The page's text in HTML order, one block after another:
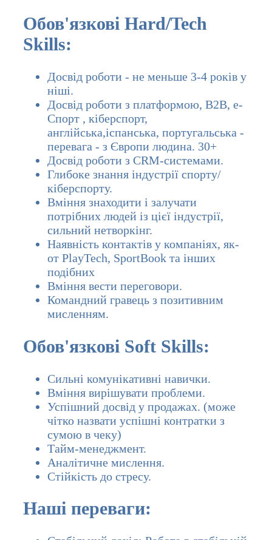
Обов'язкові Hard/Tech
Skills:
Досвід роботи - не меньше 3-4 років у
ніші.
Досвід роботи з платформою, B2B, e-
Спорт , кіберспорт,
англійська,іспанська, португальська -
перевага - з Європи людина. 30+
Досвід роботи з CRM-системами.
Глибоке знання індустрії спорту/
кіберспорту.
Вміння знаходити і залучати
потрібних людей із цієї індустрії,
сильний нетворкінг.
Наявність контактів у компаніях, як-
от PlayTech, SportBook та інших
подібних
Вміння вести переговори.
Командний гравець з позитивним
мисленням.
Обов'язкові Soft Skills:
Сильні комунікативні навички.
Вміння вирішувати проблеми.
Успішний досвід у продажах. (може
чітко назвати успішні контратки з
сумою в чеку)
Тайм-менеджмент.
Аналітичне мислення.
Стійкість до стресу.
Наші переваги: